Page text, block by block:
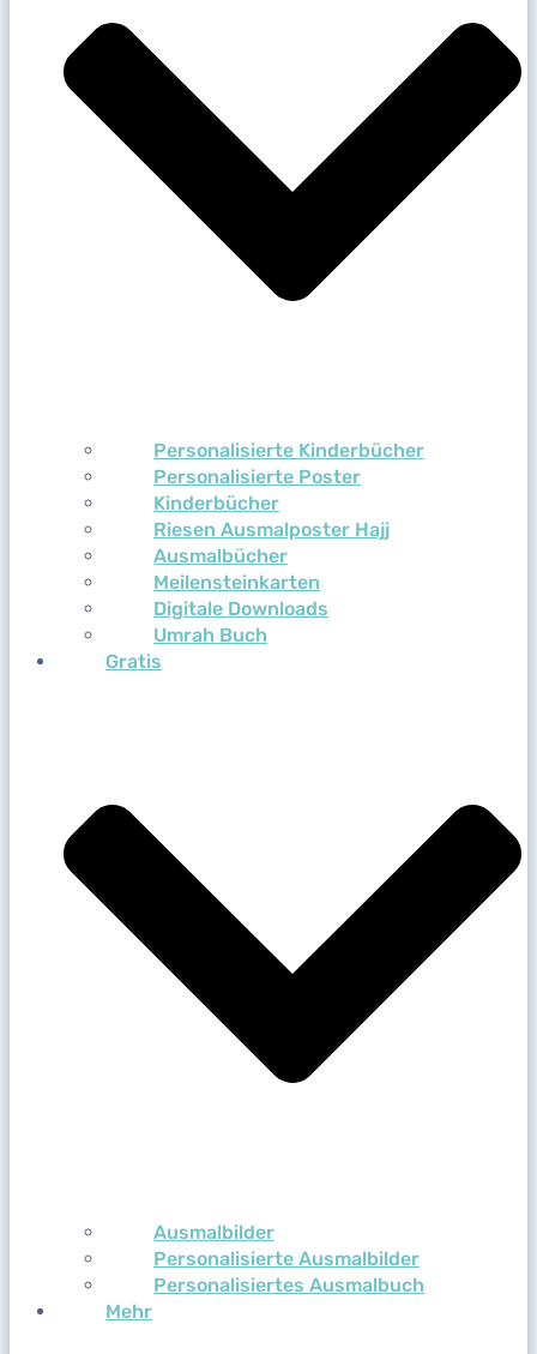
Personalisierte Kinderbücher
Personalisierte Poster
Kinderbücher
Riesen Ausmalposter Hajj
Ausmalbücher
Meilensteinkarten
Digitale Downloads
Umrah Buch
Gratis
Ausmalbilder
Personalisierte Ausmalbilder
Personalisiertes Ausmalbuch
Mehr